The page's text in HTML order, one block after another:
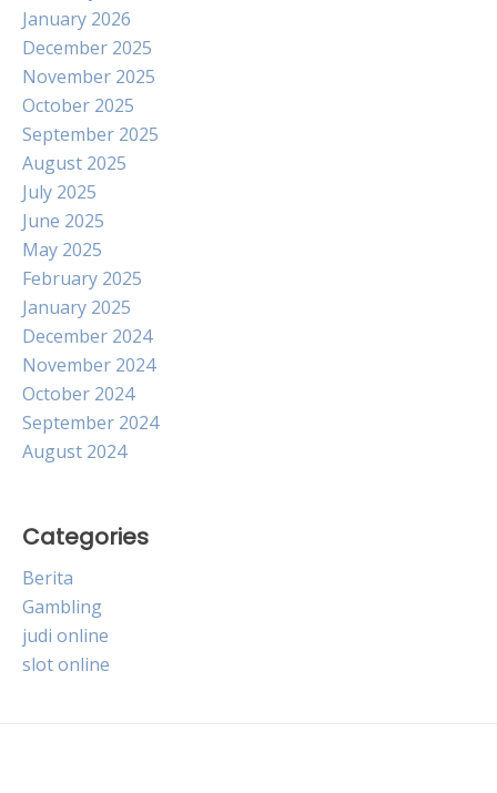
January 2026
December 2025
November 2025
October 2025
September 2025
August 2025
July 2025
June 2025
May 2025
February 2025
January 2025
December 2024
November 2024
October 2024
September 2024
August 2024
Categories
Berita
Gambling
judi online
slot online